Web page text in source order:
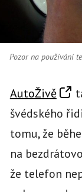
Pozor na používání
AutoŽivě
švédského
tomu, že
na
že telefon